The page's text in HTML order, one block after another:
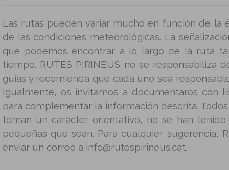
Las rutas pueden variar mucho en función de la
de las condiciones meteorológicas. La
que podemos encontrar a lo largo de la ruta
tiempo. RUTES PIRINEUS no se responsabiliza
guías y recomienda que cada uno sea
Igualmente, os invitamos a documentaros con
para complementar la información descrita.
toman un carácter orientativo, no se han
pequeñas que sean. Para cualquier sugerencia,
enviar un correo a info@rutespirineus.cat.